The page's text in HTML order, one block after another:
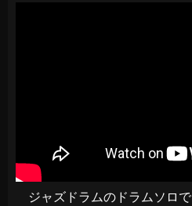
ジャズドラムのドラムソロで